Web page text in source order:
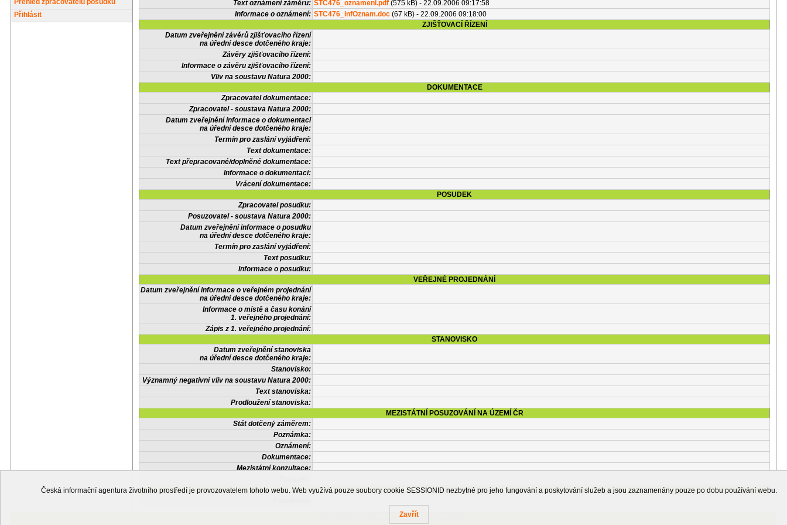
Přehled zpracovatelů posudků
Přihlásit
Text oznámení záměru: STC476_oznameni.pdf (575 kB) - 22.09.2006 09:17:58
Informace o oznámení: STC476_infOznam.doc (67 kB) - 22.09.2006 09:18:00
ZJIŠŤOVACÍ ŘÍZENÍ
Datum zveřejnění závěrů zjišťovacího řízení
na úřední desce dotčeného kraje:
Závěry zjišťovacího řízení:
Informace o závěru zjišťovacího řízení:
Vliv na soustavu Natura 2000:
DOKUMENTACE
Zpracovatel dokumentace:
Zpracovatel - soustava Natura 2000:
Datum zveřejnění informace o dokumentaci
na úřední desce dotčeného kraje:
Termín pro zaslání vyjádření:
Text dokumentace:
Text přepracované/doplněné dokumentace:
Informace o dokumentaci:
Vrácení dokumentace:
POSUDEK
Zpracovatel posudku:
Posuzovatel - soustava Natura 2000:
Datum zveřejnění informace o posudku
na úřední desce dotčeného kraje:
Termín pro zaslání vyjádření:
Text posudku:
Informace o posudku:
VEŘEJNÉ PROJEDNÁNÍ
Datum zveřejnění informace o veřejném projednání
na úřední desce dotčeného kraje:
Informace o místě a času konání
1. veřejného projednání:
Zápis z 1. veřejného projednání:
STANOVISKO
Datum zveřejnění stanoviska
na úřední desce dotčeného kraje:
Stanovisko:
Významný negativní vliv na soustavu Natura 2000:
Text stanoviska:
Prodloužení stanoviska:
MEZISTÁTNÍ POSUZOVÁNÍ NA ÚZEMÍ ČR
Stát dotčený záměrem:
Poznámka:
Oznámení:
Dokumentace:
Mezistátní konzultace:
OSTATNÍ INFORMACE
Česká informační agentura životního prostředí
Česká informační agentura životního prostředí je provozovatelem tohoto webu. Web využívá pouze soubory cookie SESSIONID nezbytné pro jeho fungování a poskytování služeb a jsou zaznamenány pouze po dobu používání webu.
Zavřít